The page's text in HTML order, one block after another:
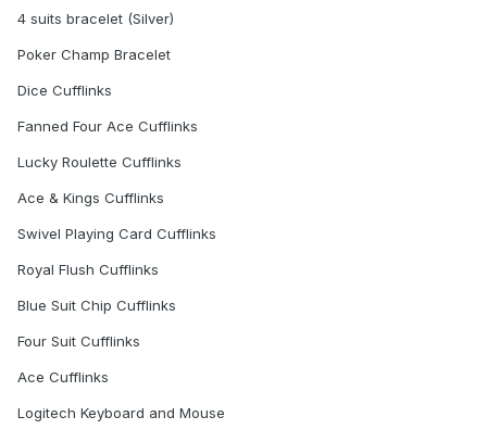
4 suits bracelet (Silver)
Poker Champ Bracelet
Dice Cufflinks
Fanned Four Ace Cufflinks
Lucky Roulette Cufflinks
Ace & Kings Cufflinks
Swivel Playing Card Cufflinks
Royal Flush Cufflinks
Blue Suit Chip Cufflinks
Four Suit Cufflinks
Ace Cufflinks
Logitech Keyboard and Mouse